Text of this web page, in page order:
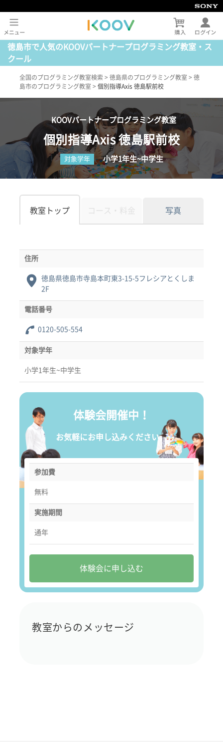
徳島市で人気のKOOVパートナープログラミング教室・ス
クール
全国のプログラミング教室検索 > 徳島県のプログラミング教室 > 徳
島市のプログラミング教室 > 個別指導Axis 徳島駅前校
KOOVパートナープログラミング教室
個別指導Axis 徳島駅前校
対象学年 小学1年生~中学生
教室トップ コース・料金 写真
住所
徳島県徳島市寺島本町東3-15-5フレシアとくしま
2F
電話番号
0120-505-554
対象学年
小学1年生~中学生
体験会開催中！
お気軽にお申し込みください。
参加費
無料
実施期間
通年
体験会に申し込む
教室からのメッセージ